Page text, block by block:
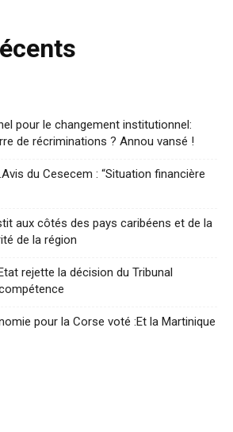
pour le changement institutionnel:
de récriminations ? Annou vansé !
du Cesecem : “Situation financière
aux côtés des pays caribéens et de la
de la région
rejette la décision du Tribunal
pour la Corse voté :Et la Martinique